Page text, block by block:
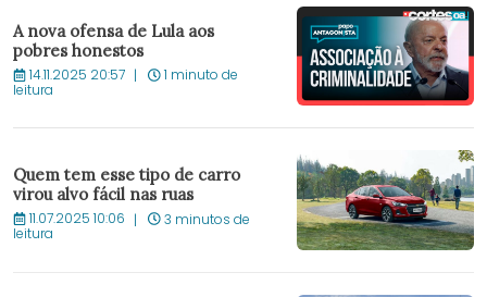
A nova ofensa de Lula aos
pobres honestos
14.11.2025 20:57 1 minuto de
leitura
Quem tem esse tipo de carro
virou alvo fácil nas ruas
11.07.2025 10:06 3 minutos de
leitura